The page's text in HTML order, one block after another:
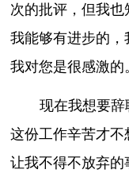
次的批评，但我
我能够有进步的，
我对您是很感激的
现在我想要
这份工作辛苦才不
让我不得不放弃